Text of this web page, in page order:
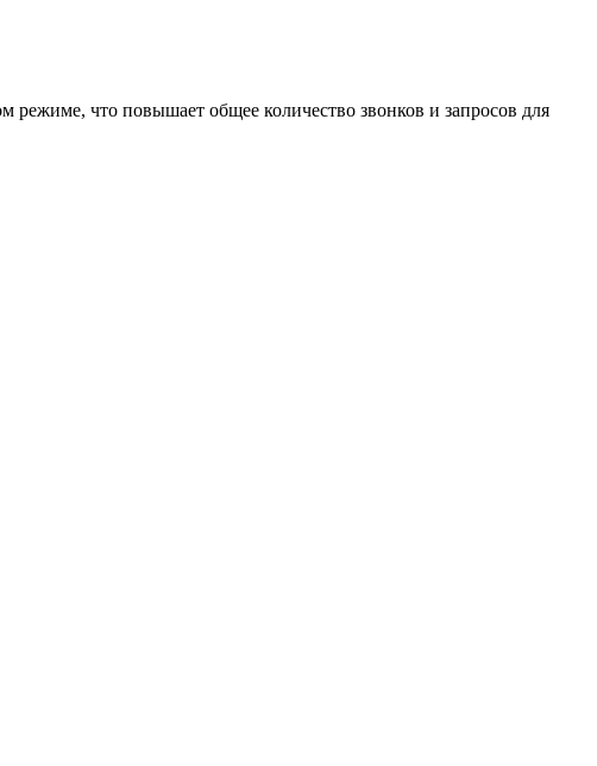
режиме, что повышает общее количество звонков и запросов для